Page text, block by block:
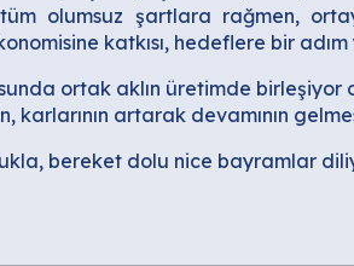
tüm olumsuz şartlara rağmen,
katkısı, hedeflere bir
ortak aklın üretimde birleşiyor
karlarının artarak devamının
bereket dolu nice bayramlar